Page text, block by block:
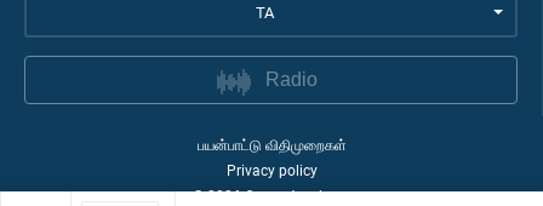
TA
Radio
பயன்பாட்டு விதிமுறைகள்
Privacy policy
©2026Quran Academy